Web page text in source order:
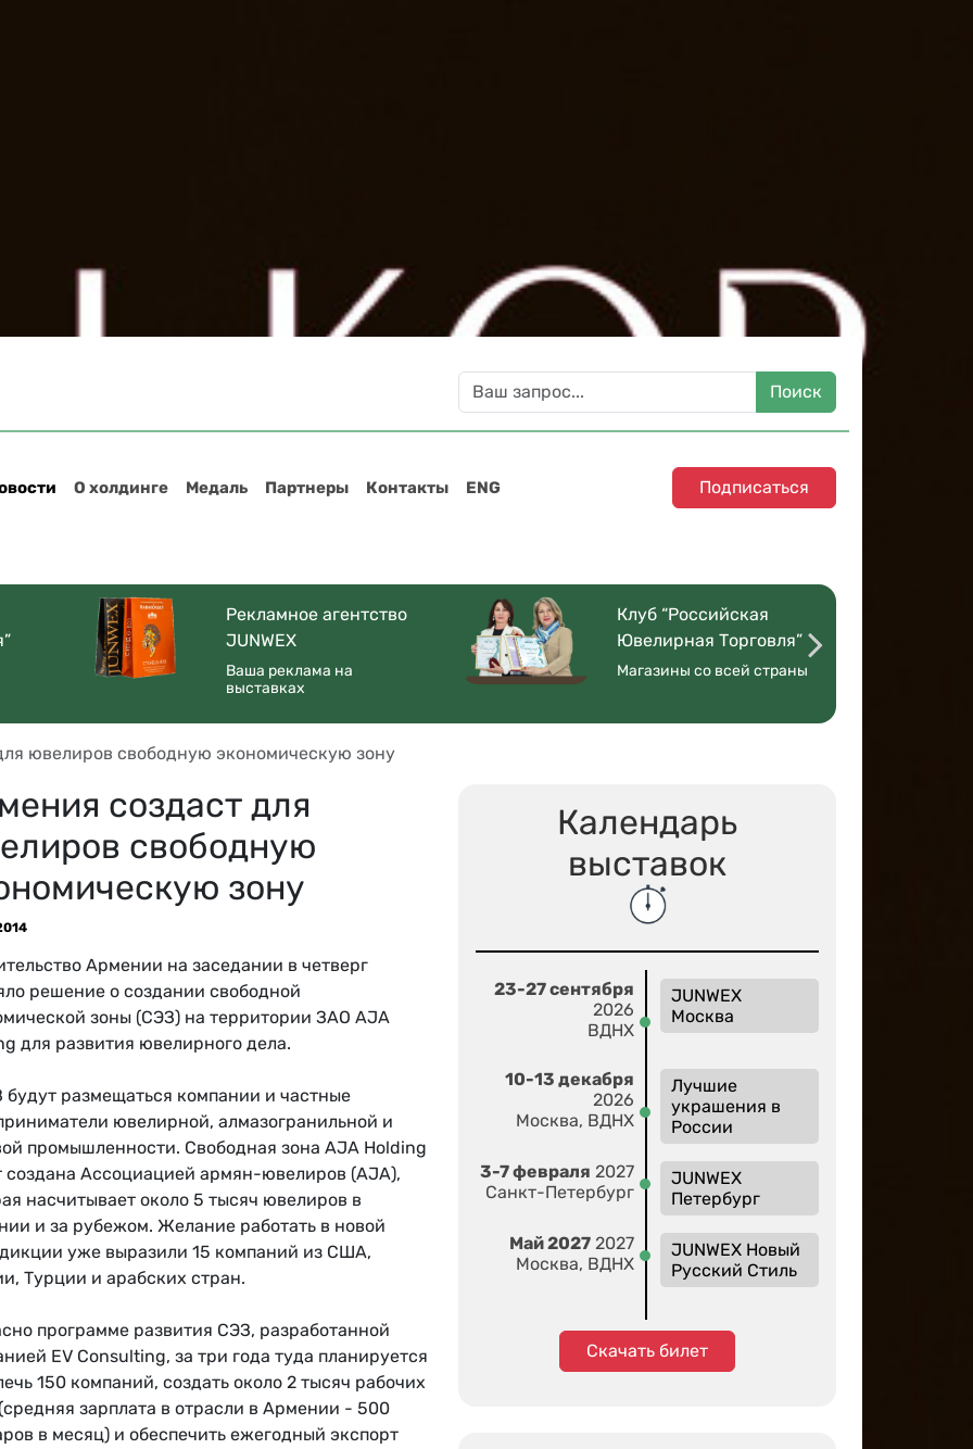
О холдинге Медаль Партнеры Контакты ENG Подписаться
Рекламное агентство
JUNWEX
Ваша реклама на
выставках
Клуб “Российская
Ювелирная Торговля”
Магазины со всей страны
ювелиров свободную экономическую зону
создаст для
свободную
зону
Армении на заседании в четверг
решение о создании свободной
зоны (СЭЗ) на территории ЗАО AJA
для развития ювелирного дела.
размещаться компании и частные
ювелирной, алмазогранильной и
промышленности. Свободная зона AJA Holding
создана Ассоциацией армян-ювелиров (AJA),
насчитывает около 5 тысяч ювелиров в
и за рубежом. Желание работать в новой
уже выразили 15 компаний из США,
Турции и арабских стран.
программе развития СЭЗ, разработанной
EV Consulting, за три года туда планируется
150 компаний, создать около 2 тысяч рабочих
зарплата в отрасли в Армении - 500
в месяц) и обеспечить ежегодный экспорт
Календарь
выставок
23-27 сентября
2026
ВДНХ
JUNWEX
Москва
10-13 декабря
2026
Москва, ВДНХ
Лучшие
украшения в
России
3-7 февраля 2027
Санкт-Петербург
JUNWEX
Петербург
Май 2027 2027
Москва, ВДНХ
JUNWEX Новый
Русский Стиль
Скачать билет